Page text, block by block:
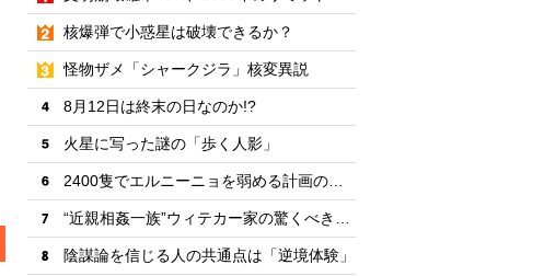
・
核爆弾で小惑星は破壊できるか？
・
怪物ザメ「シャークジラ」核変異説
・
8月12日は終末の日なのか!?
・
火星に写った謎の「歩く人影」
・
・
・
陰謀論を信じる人の共通点は「逆境体験」